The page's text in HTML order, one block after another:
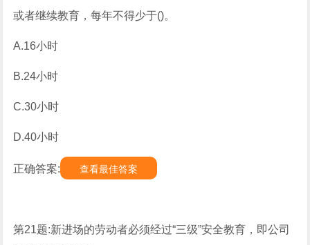
或者继续教育，每年不得少于()。
A.16小时
B.24小时
C.30小时
D.40小时
正确答案: 查看最佳答案
第21题:新进场的劳动者必须经过“三级”安全教育，即公司